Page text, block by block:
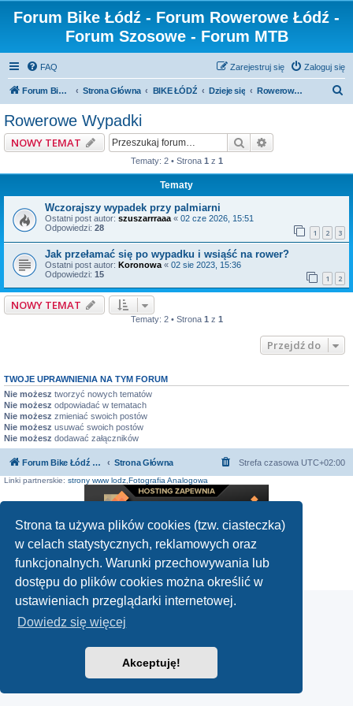
Strona ta używa plików cookies (tzw. ciasteczka)
w celach statystycznych, reklamowych oraz
funkcjonalnych. Warunki przechowywania lub
dostępu do plików cookies można określić w
ustawieniach przeglądarki internetowej.
Dowiedz się więcej
Akceptuję!
Forum Bike Łódź - Forum Rowerowe Łódź -
Forum Szosowe - Forum MTB
FAQ Zaloguj się
Zarejestruj się
Forum Bike Łódź - Forum Rowerowe Łódź - Forum Szosowe - Forum MTB Strona Główna BIKE ŁÓDŹ Dzieje się Rowerowe Wypadki
Rowerowe Wypadki
NOWY TEMAT Szukaj
Tematy: 2 • Strona 1 z 1
Tematy
Wczorajszy wypadek przy palmiarni
Ostatni post autor: szuszarrraaa « 02 cze 2026, 15:51
Odpowiedzi: 28 1 2 3
Jak przełamać się po wypadku i wsiąść na rower?
Ostatni post autor: Koronowa « 02 sie 2023, 15:36
Odpowiedzi: 15 1 2
NOWY TEMAT
Tematy: 2 • Strona 1 z 1
Przejdź do
TWOJE UPRAWNIENIA NA TYM FORUM
Nie możesz tworzyć nowych tematów
Nie możesz odpowiadać w tematach
Nie możesz zmieniać swoich postów
Nie możesz usuwać swoich postów
Nie możesz dodawać załączników
Forum Bike Łódź - Forum Rowerowe Łódź - Forum Szosowe - Forum MTB Strona Główna Strefa czasowa UTC+02:00
Linki partnerskie: strony www lodz Fotografia Analogowa
Technologię dostarczaphpBB® Forum Software © phpBB Limited
Polski pakiet językowy dostarczaphpBB.pl
Zasady ochrony danych osobowych
Regulamin